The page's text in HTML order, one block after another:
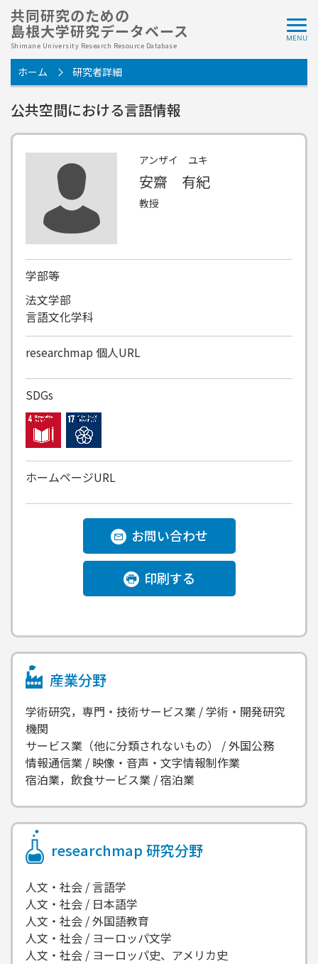
共同研究のための
島根大学研究データベース
Shimane University Research Resource Database
ホーム 研究者詳細
公共空間における言語情報
アンザイ ユキ
安齋 有紀
教授
学部等
法文学部
言語文化学科
researchmap 個人URL
SDGs
ホームページURL
お問い合わせ
印刷する
産業分野
学術研究，専門・技術サービス業 / 学術・開発研究
機関
サービス業（他に分類されないもの） / 外国公務
情報通信業 / 映像・音声・文字情報制作業
宿泊業，飲食サービス業 / 宿泊業
researchmap 研究分野
人文・社会 / 言語学
人文・社会 / 日本語学
人文・社会 / 外国語教育
人文・社会 / ヨーロッパ文学
人文・社会 / ヨーロッパ史、アメリカ史